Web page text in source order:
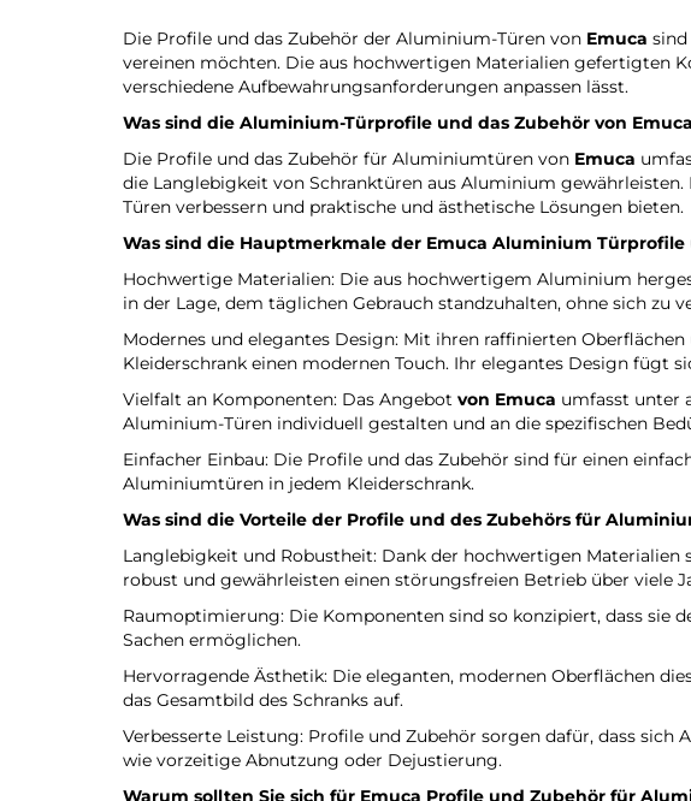
Die Profile und das Zubehör der Aluminium-Türen von Emuca
vereinen möchten. Die aus hochwertigen Materialien gefertigten
verschiedene Aufbewahrungsanforderungen anpassen lässt.
Was sind die Aluminium-Türprofile und das Zubehör von Emuca
Die Profile und das Zubehör für Aluminiumtüren von Emuca
die Langlebigkeit von Schranktüren aus Aluminium
Türen verbessern und praktische und ästhetische Lösungen bieten.
Was sind die Hauptmerkmale der Emuca Aluminium Türprofile
Hochwertige Materialien: Die aus hochwertigem Aluminium
in der Lage, dem täglichen Gebrauch standzuhalten, ohne sich
Modernes und elegantes Design: Mit ihren raffinierten
Kleiderschrank einen modernen Touch. Ihr elegantes Design fügt
Vielfalt an Komponenten: Das Angebot von Emuca umfasst unter
Aluminium-Türen individuell gestalten und an die spezifischen
Einfacher Einbau: Die Profile und das Zubehör sind für einen
Aluminiumtüren in jedem Kleiderschrank.
Was sind die Vorteile der Profile und des Zubehörs für
Langlebigkeit und Robustheit: Dank der hochwertigen Materialien
robust und gewährleisten einen störungsfreien Betrieb über viele
Raumoptimierung: Die Komponenten sind so konzipiert, dass sie
Sachen ermöglichen.
Hervorragende Ästhetik: Die eleganten, modernen Oberflächen
das Gesamtbild des Schranks auf.
Verbesserte Leistung: Profile und Zubehör sorgen dafür, dass
wie vorzeitige Abnutzung oder Dejustierung.
Warum sollten Sie sich für Emuca Profile und Zubehör für